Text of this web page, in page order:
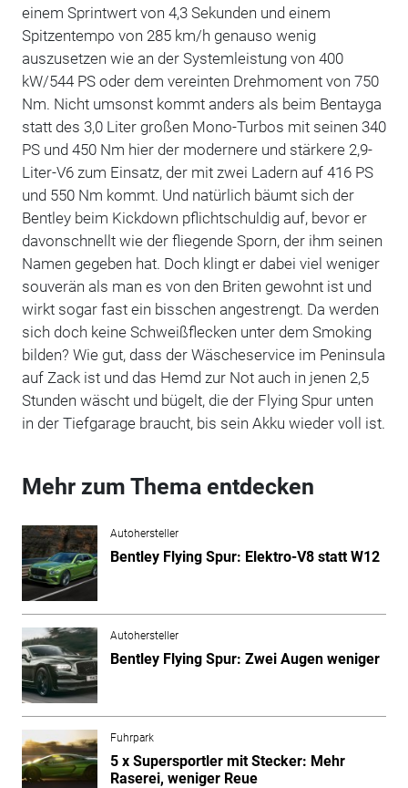
einem Sprintwert von 4,3 Sekunden und einem
Spitzentempo von 285 km/h genauso wenig
auszusetzen wie an der Systemleistung von 400
kW/544 PS oder dem vereinten Drehmoment von 750
Nm. Nicht umsonst kommt anders als beim Bentayga
statt des 3,0 Liter großen Mono-Turbos mit seinen 340
PS und 450 Nm hier der modernere und stärkere 2,9-
Liter-V6 zum Einsatz, der mit zwei Ladern auf 416 PS
und 550 Nm kommt. Und natürlich bäumt sich der
Bentley beim Kickdown pflichtschuldig auf, bevor er
davonschnellt wie der fliegende Sporn, der ihm seinen
Namen gegeben hat. Doch klingt er dabei viel weniger
souverän als man es von den Briten gewohnt ist und
wirkt sogar fast ein bisschen angestrengt. Da werden
sich doch keine Schweißflecken unter dem Smoking
bilden? Wie gut, dass der Wäscheservice im Peninsula
auf Zack ist und das Hemd zur Not auch in jenen 2,5
Stunden wäscht und bügelt, die der Flying Spur unten
in der Tiefgarage braucht, bis sein Akku wieder voll ist.
Mehr zum Thema entdecken
Autohersteller
Bentley Flying Spur: Elektro-V8 statt W12
Autohersteller
Bentley Flying Spur: Zwei Augen weniger
Fuhrpark
5 x Supersportler mit Stecker: Mehr
Raserei, weniger Reue